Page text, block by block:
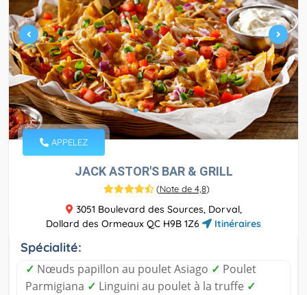
APPELEZ
JACK ASTOR'S BAR & GRILL
(Note de 4,8)
3051 Boulevard des Sources, Dorval,
Dollard des Ormeaux QC H9B 1Z6
Itinéraires
Spécialité:
✓ Nœuds papillon au poulet Asiago ✓ Poulet
Parmigiana ✓ Linguini au poulet à la truffe ✓